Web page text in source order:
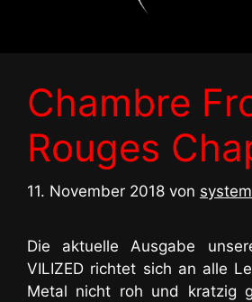
Chambre
Rouges
11. November 2018 von system
Die aktuelle Ausgabe
VILIZED richtet sich an alle
Metal nicht roh und kratzig